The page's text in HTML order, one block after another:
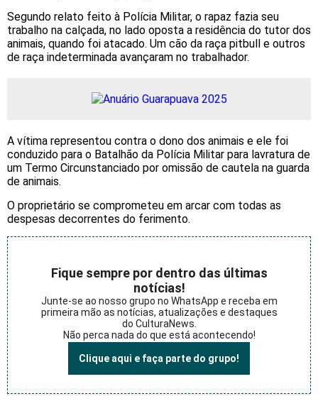
Segundo relato feito à Polícia Militar, o rapaz fazia seu
trabalho na calçada, no lado oposta a residência do tutor dos
animais, quando foi atacado. Um cão da raça pitbull e outros
de raça indeterminada avançaram no trabalhador.
A vítima representou contra o dono dos animais e ele foi
conduzido para o Batalhão da Polícia Militar para lavratura de
um Termo Circunstanciado por omissão de cautela na guarda
de animais.
O proprietário se comprometeu em arcar com todas as
despesas decorrentes do ferimento.
Fique sempre por dentro das últimas
notícias!
Junte-se ao nosso grupo no WhatsApp e receba em
primeira mão as notícias, atualizações e destaques
do CulturaNews.
Não perca nada do que está acontecendo!
Clique aqui e faça parte do grupo!